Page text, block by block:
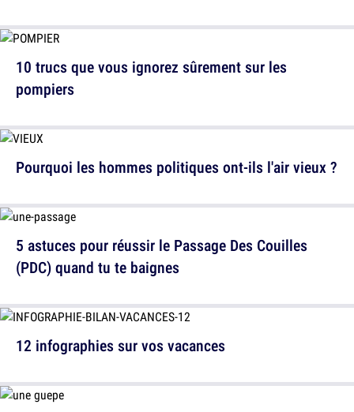
10 trucs que vous ignorez sûrement sur les
pompiers
5 astuces pour réussir le Passage Des Couilles
(PDC) quand tu te baignes
Pourquoi les hommes politiques ont-ils l'air vieux ?
12 infographies sur vos vacances